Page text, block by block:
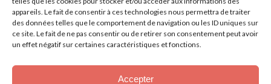
appareils. Le fait de consentir à ces technologies nous permettra de traiter
des données telles que le comportement de navigation ou les ID uniques sur
ce site. Le fait de ne pas consentir ou de retirer son consentement peut avoir
un effet négatif sur certaines caractéristiques et fonctions.
Accepter
libérer une place
au refuge pour en
sauver un autre
soutenir unecausevitale
Le refuge fonctionne uniquement grâce aux dons.
Il ne perçoit aucun frais d’adoption, car chaque euro sert à